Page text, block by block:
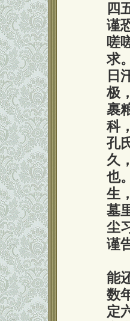
四
谨
嗟
求
日
极
裹
科
孔
久
也
生
墓
尘
谨
能
数
定